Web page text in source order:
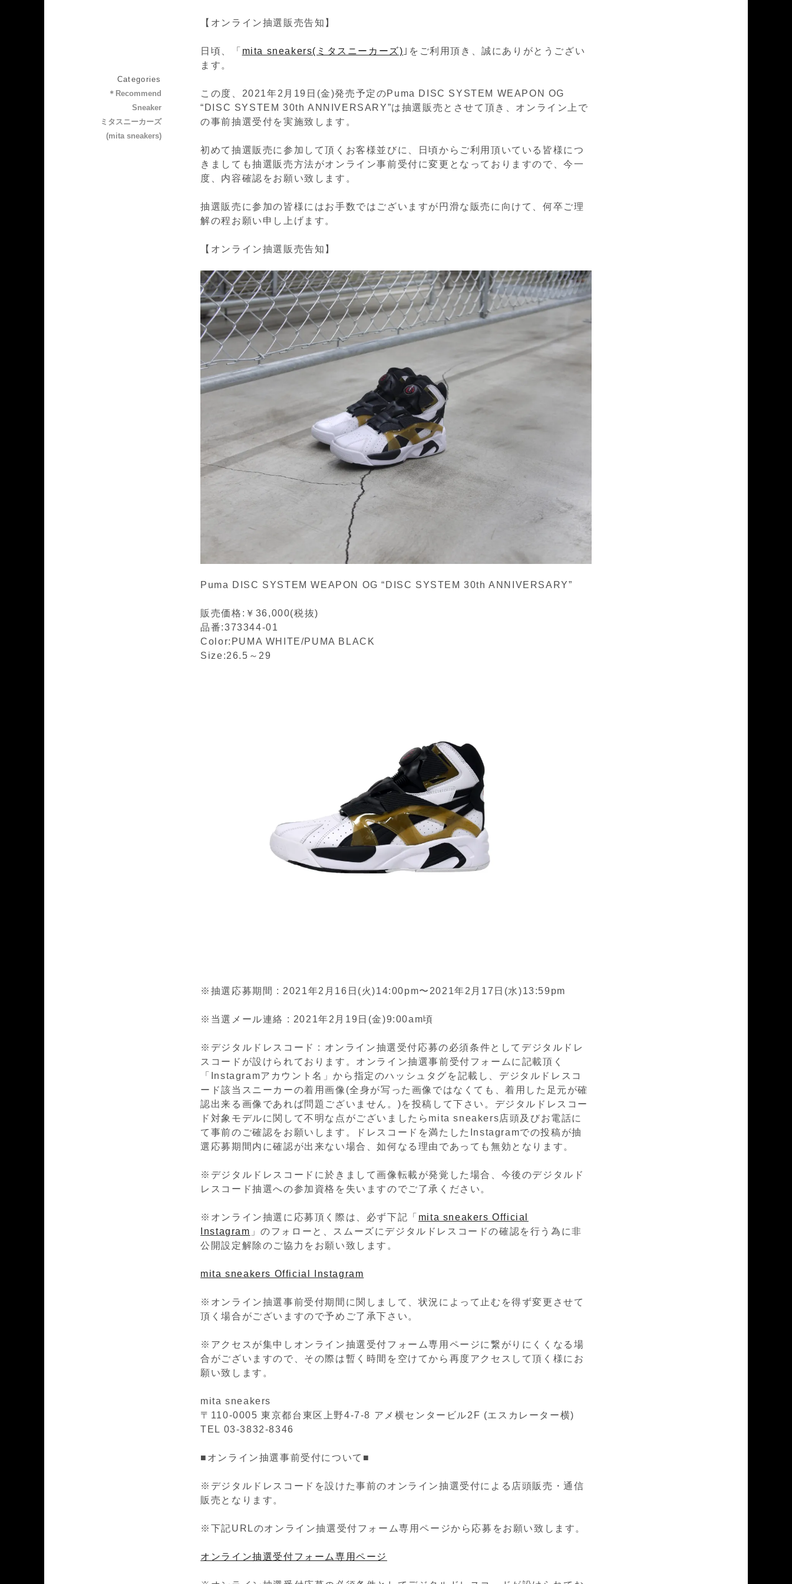
【オンライン抽選販売告知】
日頃、「 mita sneakers(ミタスニーカーズ) ｣をご利用頂き、誠にありがとうござい
ます。
この度、2021年2月19日(金)発売予定のPuma DISC SYSTEM WEAPON OG
“DISC SYSTEM 30th ANNIVERSARY”は抽選販売とさせて頂き、オンライン上で
の事前抽選受付を実施致します。
初めて抽選販売に参加して頂くお客様並びに、日頃からご利用頂いている皆様につ
きましても抽選販売方法がオンライン事前受付に変更となっておりますので、今一
度、内容確認をお願い致します。
抽選販売に参加の皆様にはお手数ではございますが円滑な販売に向けて、何卒ご理
解の程お願い申し上げます。
【オンライン抽選販売告知】
Puma DISC SYSTEM WEAPON OG “DISC SYSTEM 30th ANNIVERSARY”
販売価格:￥36,000(税抜)
品番:373344-01
Color:PUMA WHITE/PUMA BLACK
Size:26.5～29
※抽選応募期間 : 2021年2月16日(火)14:00pm〜2021年2月17日(水)13:59pm
※当選メール連絡 : 2021年2月19日(金)9:00am頃
※デジタルドレスコード : オンライン抽選受付応募の必須条件としてデジタルドレ
スコードが設けられております。オンライン抽選事前受付フォームに記載頂く
「Instagramアカウント名」から指定のハッシュタグを記載し、デジタルドレスコ
ード該当スニーカーの着用画像(全身が写った画像ではなくても、着用した足元が確
認出来る画像であれば問題ございません。)を投稿して下さい。デジタルドレスコー
ド対象モデルに関して不明な点がございましたらmita sneakers店頭及びお電話に
て事前のご確認をお願いします。ドレスコードを満たしたInstagramでの投稿が抽
選応募期間内に確認が出来ない場合、如何なる理由であっても無効となります。
※デジタルドレスコードに於きまして画像転載が発覚した場合、今後のデジタルド
レスコード抽選への参加資格を失いますのでご了承ください。
※オンライン抽選に応募頂く際は、必ず下記「 mita sneakers Official
Instagram 」のフォローと、スムーズにデジタルドレスコードの確認を行う為に非
公開設定解除のご協力をお願い致します。
mita sneakers Official Instagram
※オンライン抽選事前受付期間に関しまして、状況によって止むを得ず変更させて
頂く場合がございますので予めご了承下さい。
※アクセスが集中しオンライン抽選受付フォーム専用ページに繋がりにくくなる場
合がございますので、その際は暫く時間を空けてから再度アクセスして頂く様にお
願い致します。
mita sneakers
〒110-0005 東京都台東区上野4-7-8 アメ横センタービル2F (エスカレーター横)
TEL 03-3832-8346
■オンライン抽選事前受付について■
※デジタルドレスコードを設けた事前のオンライン抽選受付による店頭販売・通信
販売となります。
※下記URLのオンライン抽選受付フォーム専用ページから応募をお願い致します。
オンライン抽選受付フォーム専用ページ
Categories
＊Recommend
Sneaker
ミタスニーカーズ
(mita sneakers)